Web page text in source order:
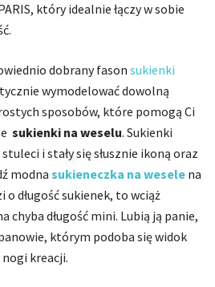
który idealnie łączy w sobie
dobrany fason sukienki
wymodelować dowolną
sposobów, które pomogą Ci
sukienki na weselu. Sukienki
i stały się słusznie ikoną oraz
modna sukieneczka na wesele na
o długość sukienek, to wciąż
chyba długość mini. Lubią ją panie,
którym podoba się widok
kreacji.